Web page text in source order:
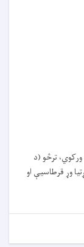
ورکوي، ترڅو (د
وړ قرطاسیې او